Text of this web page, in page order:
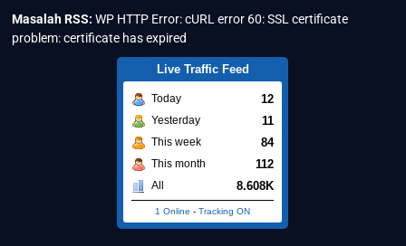
Masalah RSS: WP HTTP Error: cURL error 60: SSL certificate
problem: certificate has expired
Live Traffic Feed
Today 12
Yesterday 11
This week 84
This month 112
All 8.608K
1 Online -Tracking ON